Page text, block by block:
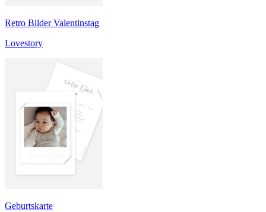
Retro Bilder Valentinstag
Lovestory
Geburtskarte